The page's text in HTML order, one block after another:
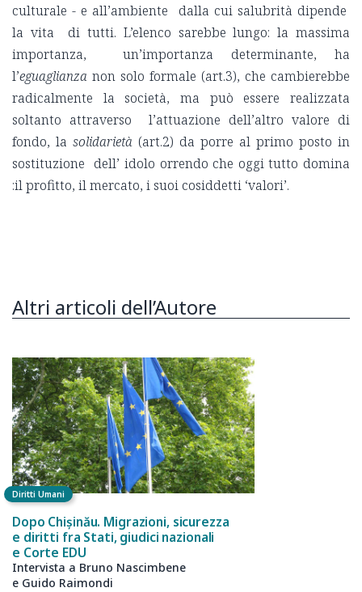
culturale - e all’ambiente dalla cui salubrità dipende
la vita di tutti. L’elenco sarebbe lungo: la massima
importanza, un’importanza determinante, ha
l’eguaglianza non solo formale (art.3), che cambierebbe
radicalmente la società, ma può essere realizzata
soltanto attraverso l’attuazione dell’altro valore di
fondo, la solidarietà (art.2) da porre al primo posto in
sostituzione dell’ idolo orrendo che oggi tutto domina
:il profitto, il mercato, i suoi cosiddetti ‘valori’.
Altri articoli dell’Autore
Diritti Umani
Dopo Chișinău. Migrazioni, sicurezza
e diritti fra Stati, giudici nazionali
e Corte EDU
Intervista a Bruno Nascimbene
e Guido Raimondi